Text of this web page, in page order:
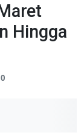
Hingga